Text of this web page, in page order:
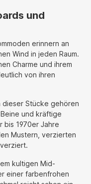
und
erinnern an
Wind in jeden Raum.
Charme und ihrem
von ihren
dieser Stücke gehören
und kräftige
bis 1970er Jahre
Mustern, verzierten
kultigen Mid-
einer farbenfrohen